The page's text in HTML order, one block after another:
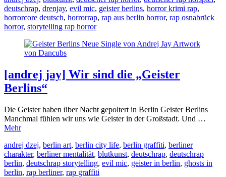
deutschrap, drenjay, evil mic, geister berlins, horror krimi rap,
horrorcore deutsch, horrorrap, rap aus berlin horror, rap osnabrück
horror, storytelling rap horror
[andrej jay] Wir sind die „Geister
Berlins“
Die Geister haben über Nacht gepoltert in Berlin Geister Berlins
Manchmal fühlen wir uns wie Geister in der Großstadt. Und …
Mehr
andrej dzej, berlin art, berlin city life, berlin graffiti, berliner
charakter, berliner mentalität, blutkunst, deutschrap, deutschrap
berlin, deutschrap storytelling, evil mic, geister in berlin, ghosts in
berlin, rap berliner, rap graffiti